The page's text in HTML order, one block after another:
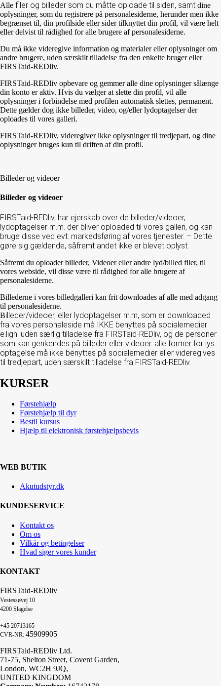
Alle filer og billeder som du måtte oploade til siden, samt dine
oplysninger, som du registrere på personalesiderne, herunder men ikke
begrænset til, din profilside eller sider tilknyttet din profil, vil være helt
eller delvist til rådighed for alle brugere af personalesiderne.
Du må ikke videregive information og materialer eller oplysninger om
andre brugere, uden særskilt tilladelse fra den enkelte bruger eller
FIRSTaid-REDliv.
FIRSTaid-REDliv opbevare og gemmer alle dine oplysninger sålænge
din konto er aktiv. Hvis du vælger at slette din profil, vil alle
oplysninger i forbindelse med profilen automatisk slettes, permanent. –
Dette gælder dog ikke billeder, video, og/eller lydoptagelser der
oploades til vores galleri.
FIRSTaid-REDliv, videregiver ikke oplysninger til tredjepart, og dine
oplysninger bruges kun til driften af din profil.
Billeder og videoer
Billeder og videoer
FIRSTaid-REDliv, har ejerskab over de billeder/videoer,
lydoptagelser m.m. der bliver oploaded til vores galleri, og kan
bruge disse ved evt. markedsføring af vores tjenester. – Dette
gøre sig gældende, såfremt andet ikke er blevet oplyst.
Såfremt du oploader billeder, Videoer eller andre lyd/billed filer, til
vores webside, vil disse være til rådighed for alle brugere af
personalesiderne.
Billederne i vores billedgalleri kan frit downloades af alle med adgang
til personalesiderne.
Billeder/videoer, eller lydoptagelser m.m, som er downloaded
fra vores personaleside må IKKE benyttes på socialemedier
e.lign. uden særlig tilladelse fra FIRSTaid-REDliv, og de personer
som kan genkendes på billeder eller videoer. alle former for lys
optagelse må ikke benyttes på socialemedier eller videregives
til tredjepart, uden særskilt tilladelse fra FIRSTaid-REDliv.
KURSER
Førstehjælp
Førstehjælp til dyr
Bestil kursus
Hjælp til elektronisk førstehjælpsbevis
WEB BUTIK
Akutudstyr.dk
KUNDESERVICE
Kontakt os
Om os
Vilkår og betingelser
Hvad siger vores kunder
KONTAKT
FIRSTaid-REDliv
Vestessøvej 10
4200 Slagelse
+45 20713165
CVR-NR: 45909905
FIRSTaid-REDliv Ltd.
71-75, Shelton Street, Covent Garden,
London, WC2H 9JQ,
UNITED KINGDOM